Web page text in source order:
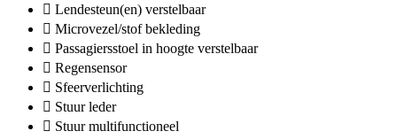
Lendesteun(en) verstelbaar
Microvezel/stof bekleding
Passagiersstoel in hoogte verstelbaar
Regensensor
Sfeerverlichting
Stuur leder
Stuur multifunctioneel